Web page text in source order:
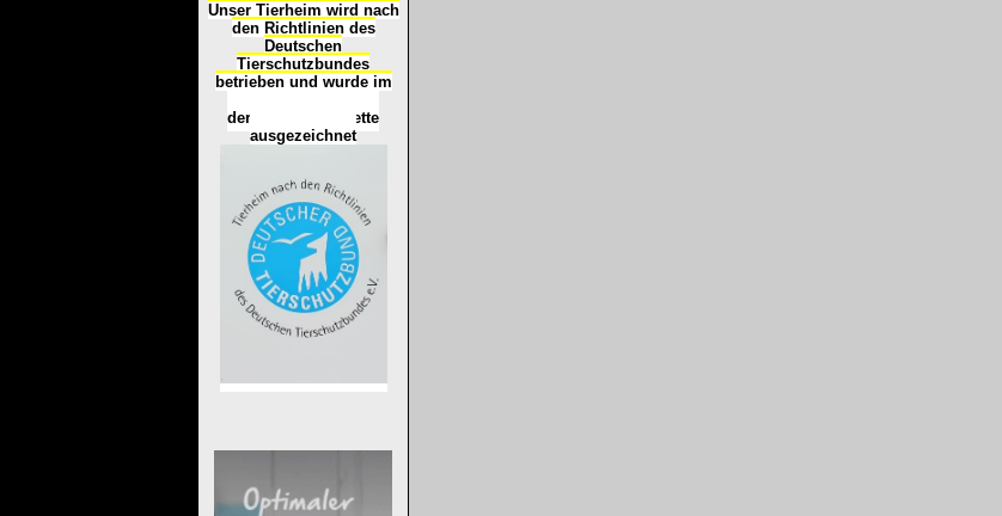
Unser Tierheim wird nach
den Richtlinien des
Deutschen
Tierschutzbundes
betrieben und wurde im
der
Tierheimplakette
ausgezeichnet